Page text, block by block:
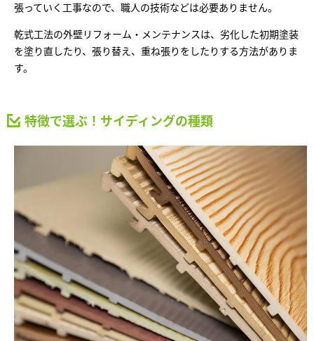
張っていく工事なので、職人の技術などは必要ありません。
乾式工法の外壁リフォーム・メンテナンスは、劣化した初期塗装
を塗り直したり、張り替え、重ね張りをしたりする方法がありま
す。
特徴で選ぶ！サイディングの種類